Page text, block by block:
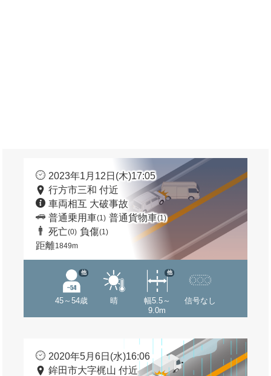
2023年1月12日(木)17:05
行方市三和 付近
車両相互 大破事故
普通乗用車(1) 普通貨物車(1)
死亡(0) 負傷(1)
距離1849m
45～54歳
他
晴
幅5.5～
9.0m
他
信号なし
2020年5月6日(水)16:06
鉾田市大字梶山 付近